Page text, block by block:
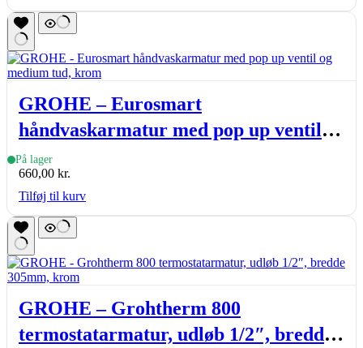
GROHE – Eurosmart
håndvaskarmatur med pop up ventil
og medium tud, krom
På lager
660,00 kr.
Tilføj til kurv
GROHE – Grohtherm 800
termostatarmatur, udløb 1/2″, bredde